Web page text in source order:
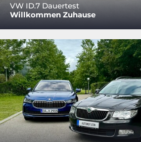
VW ID.7 Dauertest
Willkommen Zuhause